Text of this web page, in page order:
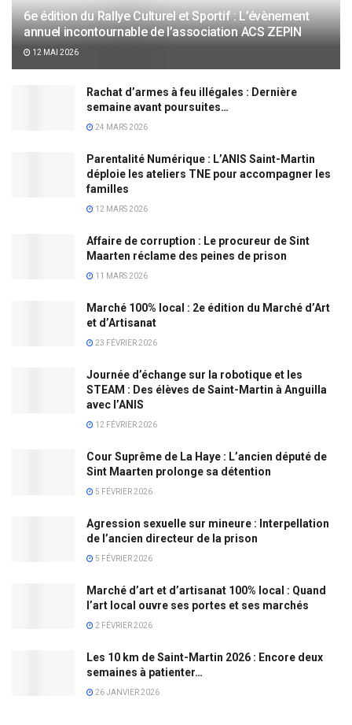
6e édition du Rallye Culturel et Sportif : L’évènement
annuel incontournable de l’association ACS ZEPIN
12 MAI 2026
Rachat d’armes à feu illégales : Dernière
semaine avant poursuites…
24 MARS 2026
Parentalité Numérique : L’ANIS Saint-Martin
déploie les ateliers TNE pour accompagner les
familles
12 MARS 2026
Affaire de corruption : Le procureur de Sint
Maarten réclame des peines de prison
11 MARS 2026
Marché 100% local : 2e édition du Marché d’Art
et d’Artisanat
23 FÉVRIER 2026
Journée d’échange sur la robotique et les
STEAM : Des élèves de Saint-Martin à Anguilla
avec l’ANIS
12 FÉVRIER 2026
Cour Suprême de La Haye : L’ancien député de
Sint Maarten prolonge sa détention
5 FÉVRIER 2026
Agression sexuelle sur mineure : Interpellation
de l’ancien directeur de la prison
5 FÉVRIER 2026
Marché d’art et d’artisanat 100% local : Quand
l’art local ouvre ses portes et ses marchés
2 FÉVRIER 2026
Les 10 km de Saint-Martin 2026 : Encore deux
semaines à patienter…
26 JANVIER 2026